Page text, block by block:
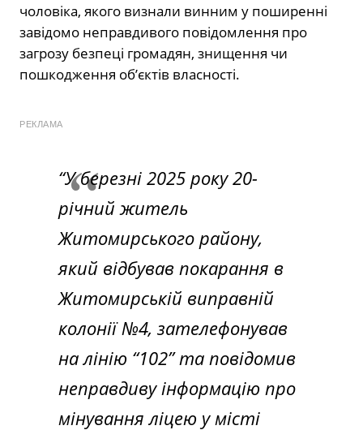
чоловіка, якого визнали винним у поширенні
завідомо неправдивого повідомлення про
загрозу безпеці громадян, знищення чи
пошкодження об’єктів власності.
РЕКЛАМА
“У березні 2025 року 20-
річний житель
Житомирського району,
який відбував покарання в
Житомирській виправній
колонії №4, зателефонував
на лінію “102” та повідомив
неправдиву інформацію про
мінування ліцею у місті